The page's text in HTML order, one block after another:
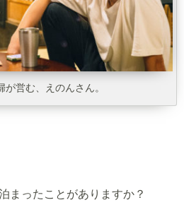
が営む、えのんさん。
まったことがありますか？